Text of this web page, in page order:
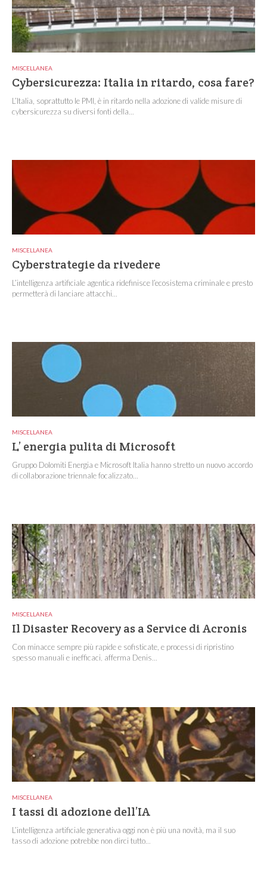
MISCELLANEA
Cybersicurezza: Italia in ritardo, cosa fare?
L’Italia, soprattutto le PMI, è in ritardo nella adozione di valide misure di
cybersicurezza su diversi fonti della...
MISCELLANEA
Cyberstrategie da rivedere
L’intelligenza artificiale agentica ridefinisce l’ecosistema criminale e presto
permetterà di lanciare attacchi...
MISCELLANEA
L’ energia pulita di Microsoft
Gruppo Dolomiti Energia e Microsoft Italia hanno stretto un nuovo accordo
di collaborazione triennale focalizzato...
MISCELLANEA
Il Disaster Recovery as a Service di Acronis
Con minacce sempre più rapide e sofisticate, e processi di ripristino
spesso manuali e inefficaci, afferma Denis...
MISCELLANEA
I tassi di adozione dell’IA
L’intelligenza artificiale generativa oggi non è più una novità, ma il suo
tasso di adozione potrebbe non dirci tutto...